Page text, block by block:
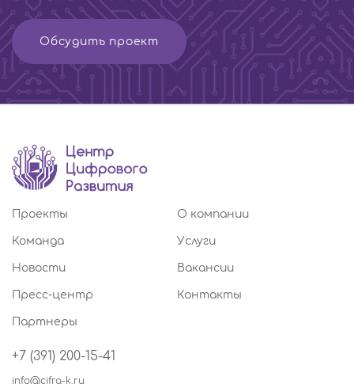
Обсудить проект
Проекты О компании
Команда Услуги
Новости Вакансии
Пресс-центр Контакты
Партнеры
+7 (391) 200-15-41
info@cifra-k.ru